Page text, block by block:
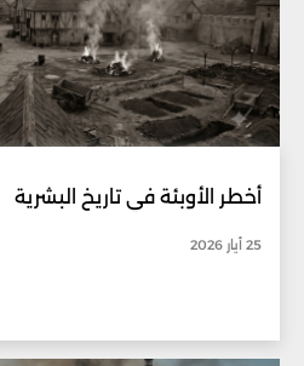
أخطر الأوبئة في تاريخ البشرية
25 أيار 2026